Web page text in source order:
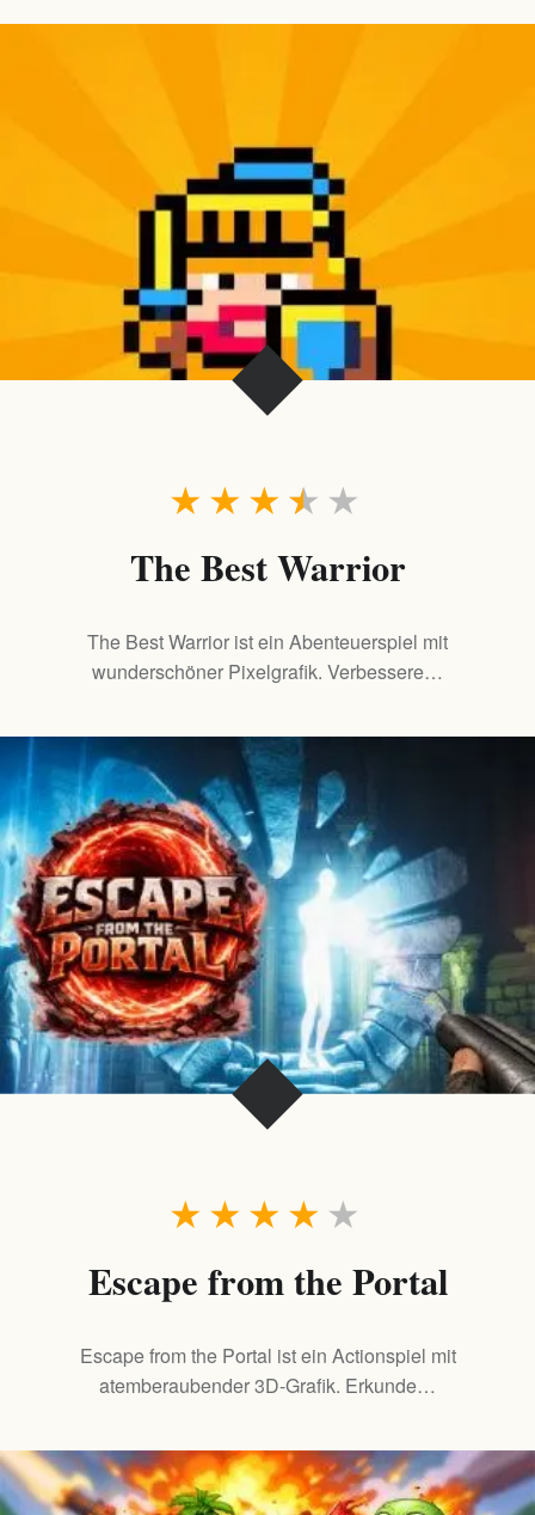
★
★
★
★
★
The Best Warrior
The Best Warrior ist ein Abenteuerspiel mit
wunderschöner Pixelgrafik. Verbessere…
★
★
★
★
★
Escape from the Portal
Escape from the Portal ist ein Actionspiel mit
atemberaubender 3D-Grafik. Erkunde…